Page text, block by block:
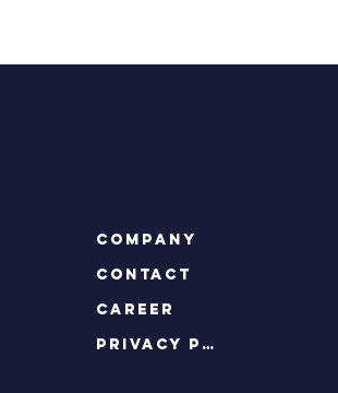
COMPANY
CONTACT
CAREER
privacy policy